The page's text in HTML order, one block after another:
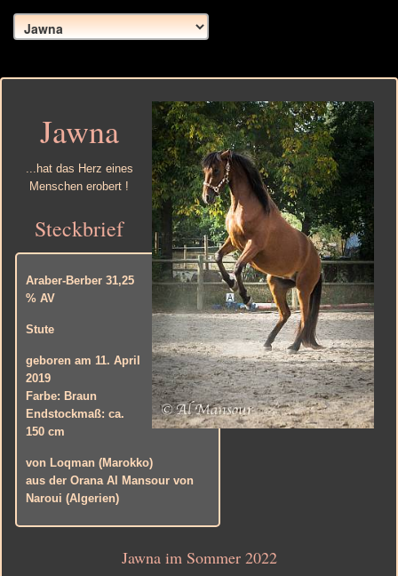
Jawna
...hat das Herz eines
Menschen erobert !
Steckbrief
Araber-Berber 31,25
% AV
Stute
geboren am 11. April
2019
Farbe: Braun
Endstockmaß: ca.
150 cm
von Loqman (Marokko)
aus der Orana Al Mansour von
Naroui (Algerien)
Jawna im Sommer 2022